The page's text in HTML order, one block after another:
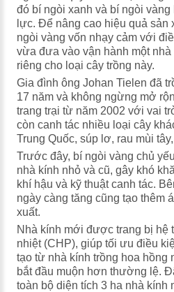
đó bí ngòi xanh và bí ngòi
lực. Để nâng cao hiệu quả sản
ngòi vàng vốn nhạy cảm với
vừa đưa vào vận hành một
riêng cho loại cây trồng này.
Gia đình ông Johan Tielen đã
17 năm và không ngừng mở
trang trại từ năm 2002 với vai
còn canh tác nhiều loại cây
Trung Quốc, súp lơ, rau mùi
Trước đây, bí ngòi vàng chủ
nhà kính nhỏ và cũ, gây khó
khí hậu và kỹ thuật canh tác.
ngày càng tăng cũng tạo thêm
xuất.
Nhà kính mới được trang bị hệ
nhiệt (CHP), giúp tối ưu điều
tạo từ nhà kính trồng hoa hồng
bắt đầu muộn hơn thường lệ.
toàn bộ diện tích 3 ha nhà